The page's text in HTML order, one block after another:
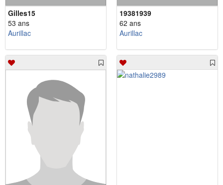
Gilles15
53 ans
Aurillac
19381939
62 ans
Aurillac